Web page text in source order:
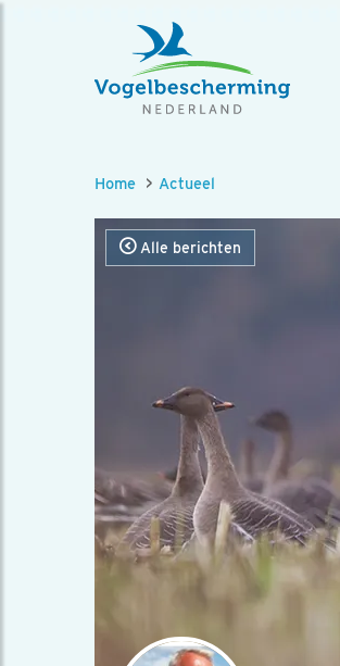
Home Actueel
Alle berichten